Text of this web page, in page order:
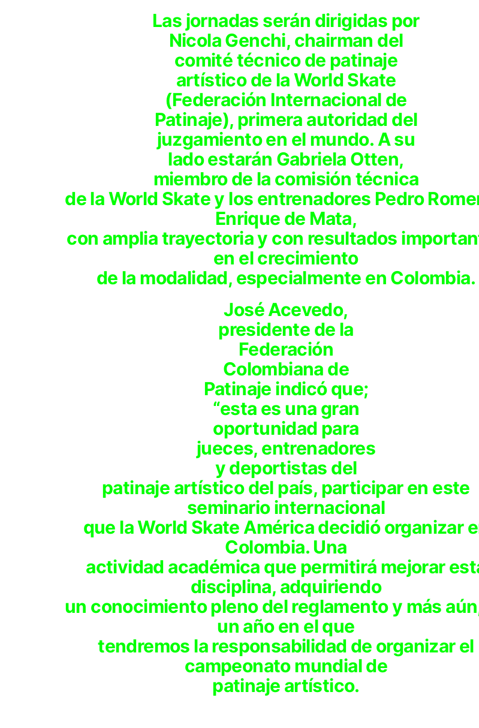
Las jornadas serán dirigidas por
Nicola Genchi, chairman del
comité técnico de patinaje
artístico de la World Skate
(Federación Internacional de
Patinaje), primera autoridad del
juzgamiento en el mundo. A su
lado estarán Gabriela Otten,
miembro de la comisión técnica
de la World Skate y los entrenadores Pedro
Enrique de Mata,
con amplia trayectoria y con resultados
en el crecimiento
de la modalidad, especialmente en Colombia.
José Acevedo,
presidente de la
Federación
Colombiana de
Patinaje indicó que;
“esta es una gran
oportunidad para
jueces, entrenadores
y deportistas del
patinaje artístico del país, participar en este
seminario internacional
que la World Skate América decidió organizar
Colombia. Una
actividad académica que permitirá mejorar
disciplina, adquiriendo
un conocimiento pleno del reglamento y más
un año en el que
tendremos la responsabilidad de organizar el
campeonato mundial de
patinaje artístico.